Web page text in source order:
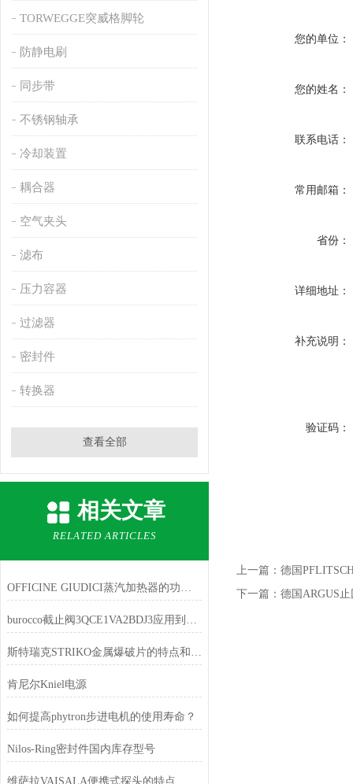
TORWEGGE突威格脚轮
防静电刷
同步带
不锈钢轴承
冷却装置
耦合器
空气夹头
滤布
压力容器
过滤器
密封件
转换器
查看全部
相关文章
RELATED ARTICLES
OFFICINE GIUDICI蒸汽加热器的功能特点
burocco截止阀3QCE1VA2BDJ3应用到钢厂与纺织厂
斯特瑞克STRIKO金属爆破片的特点和优势
肯尼尔Kniel电源
如何提高phytron步进电机的使用寿命？
Nilos-Ring密封件国内库存型号
维萨拉VAISALA便携式探头的特点
您的单位：
您的姓名：
联系电话：
常用邮箱：
省份：
详细地址：
补充说明：
验证码：
上一篇： 德国
下一篇： 德国ARGUS